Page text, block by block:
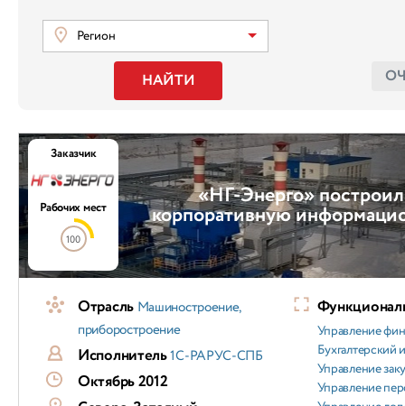
Регион
НАЙТИ
«НГ-Энерго»
корпоративную
Заказчик
Рабочих мест
100
Отрасль Машиностроение,
приборостроение
Исполнитель1С-РАРУС-СПБ
Октябрь 2012
Управление
Бухгалтерский
Управление
Управление